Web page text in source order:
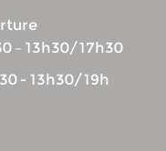
– 13h30/17h30
- 13h30/19h